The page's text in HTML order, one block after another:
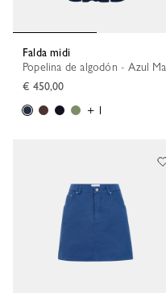
Falda midi
Popelina de algodón - Azul Marino
€ 450,00
+ 1